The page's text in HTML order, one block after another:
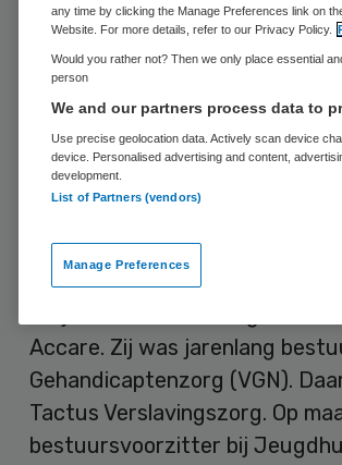
Laura van Elst 1 mei
Marjolein Bolt start maandag
Jeugdhulp Friesland. Medio
lid van de raad van bestuur.
Marjolein Bolt werkte onder
Accare. Zij was jarenlang
Gehandicaptenzorg (VGN).
Tactus Verslavingszorg. Op
bestuursvoorzitter bij
any time by clicking the Manage Preferences link on
Website. For more details, refer to our Privacy Policy.
Would you rather not? Then we only place essential
person
We and our partners process data to
Use precise geolocation data. Actively scan device
device. Personalised advertising and content,
development.
List of Partners (vendors)
Manage Preferences